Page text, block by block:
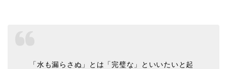
「水も漏らさぬ」とは「完璧な」といいたいと起